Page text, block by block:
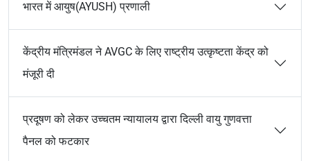
भारत में आयुष(AYUSH) प्रणाली
केंद्रीय मंत्रिमंडल ने AVGC के लिए राष्ट्रीय उत्कृष्टता केंद्र को
मंजूरी दी
प्रदूषण को लेकर उच्चतम न्यायालय द्वारा दिल्ली वायु गुणवत्ता
पैनल को फटकार